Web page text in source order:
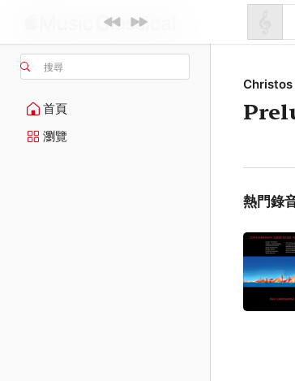
搜尋
首頁
瀏覽
Christos
熱門錄